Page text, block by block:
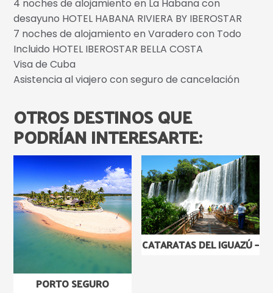
4 noches de alojamiento en La Habana con
desayuno HOTEL HABANA RIVIERA BY IBEROSTAR
7 noches de alojamiento en Varadero con Todo
Incluido HOTEL IBEROSTAR BELLA COSTA
Visa de Cuba
Asistencia al viajero con seguro de cancelación
OTROS DESTINOS QUE
PODRÍAN INTERESARTE:
PORTO SEGURO
CATARATAS DEL IGUAZÚ –